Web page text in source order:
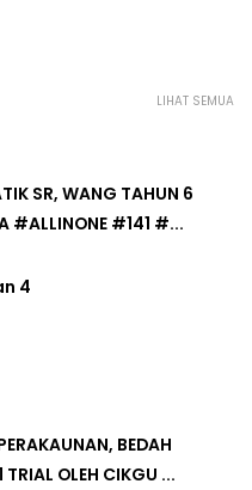
LIHAT SEMUA
SR, WANG TAHUN 6
#ALLINONE #141 #...
4
BEDAH
OLEH CIKGU ...